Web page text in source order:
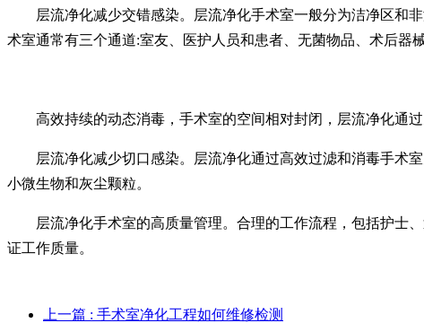
层流净化减少交错感染。层流净化手术室一般分为洁净区和
术室通常有三个通道:室友、医护人员和患者、无菌物品、术后器
高效持续的动态消毒，手术室的空间相对封闭，层流净化通
层流净化减少切口感染。层流净化通过高效过滤和消毒手术
小微生物和灰尘颗粒。
层流净化手术室的高质量管理。合理的工作流程，包括护士
证工作质量。
上一篇 : 手术室净化工程如何维修检测